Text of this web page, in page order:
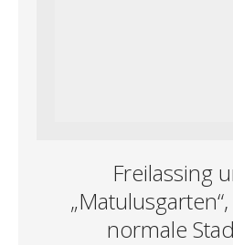
Freilassing
normale